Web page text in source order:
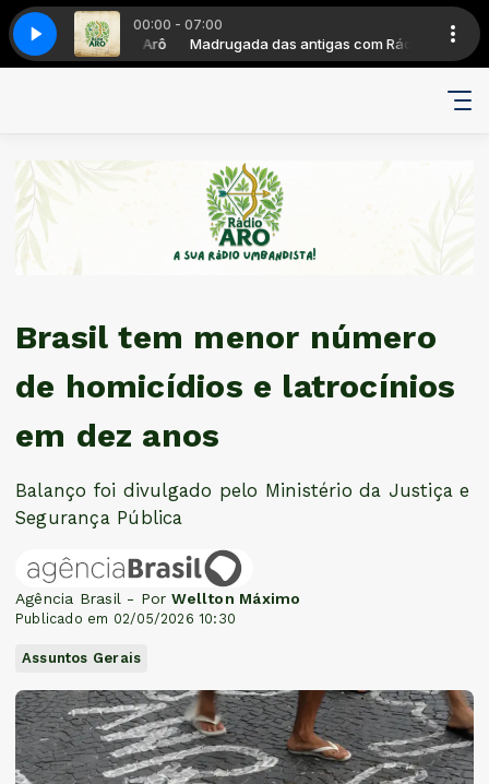
00:00 - 07:00
com Rádio Arô Madrugada das antigas com Rádio Arô
ba-bop-ba-dop-bop) Scatman John - Scatman (ski-ba-bop-ba-
Brasil tem menor número
de homicídios e latrocínios
em dez anos
Balanço foi divulgado pelo Ministério da Justiça e
Segurança Pública
Agência Brasil - PorWellton Máximo
Publicado em 02/05/2026 10:30
Assuntos Gerais